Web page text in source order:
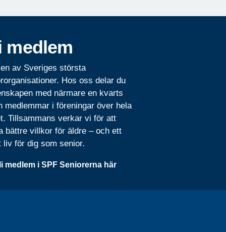
medlem
av Sveriges största
Hos oss delar du
med närmare en kvarts
medlemmar i föreningar över hela
Tillsammans verkar vi för att
bättre villkor för äldre – och ett
liv för dig som senior.
medlem i SPF Seniorerna här